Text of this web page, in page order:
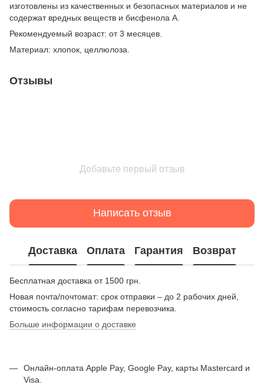
изготовлены из качественных и безопасных материалов и не
содержат вредных веществ и бисфенола А.
Рекомендуемый возраст: от 3 месяцев.
Материал: хлопок, целлюлоза.
Отзывы
Добавьте первый отзыв
Написать отзыв
Доставка Оплата Гарантия Возврат
Бесплатная доставка от 1500 грн.
Новая почта/почтомат: срок отправки – до 2 рабочих дней,
стоимость согласно тарифам перевозчика.
Больше информации о доставке
Онлайн-оплата Apple Pay, Google Pay, карты Mastercard и
Visa.